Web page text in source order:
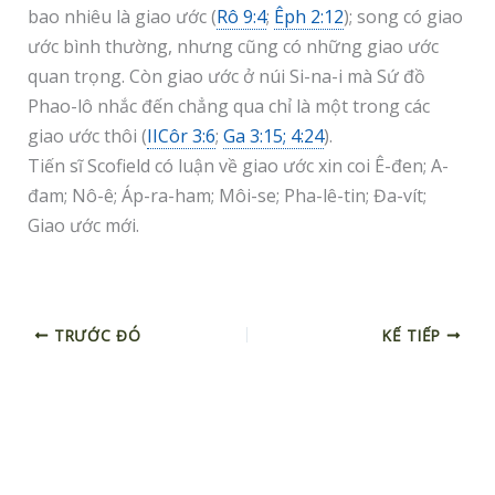
bao nhiêu là giao ước (Rô 9:4; Êph 2:12); song có giao
ước bình thường, nhưng cũng có những giao ước
quan trọng. Còn giao ước ở núi Si-na-i mà Sứ đồ
Phao-lô nhắc đến chẳng qua chỉ là một trong các
giao ước thôi (IICôr 3:6; Ga 3:15; 4:24).
Tiến sĩ Scofield có luận về giao ước xin coi Ê-đen; A-
đam; Nô-ê; Áp-ra-ham; Môi-se; Pha-lê-tin; Đa-vít;
Giao ước mới.
TRƯỚC ĐÓ KẾ TIẾP